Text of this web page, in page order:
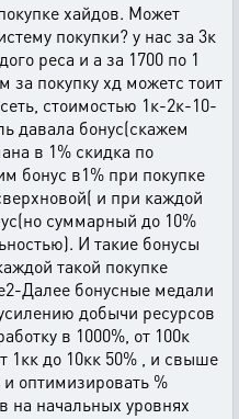
хайдов. Может
покупки? у нас за 3к
реса и а за 1700 по 1
за покупку хд можетс тоит
стоимостью 1к-2к-10-
давала бонус(скажем
в 1% скидка по
бонус в1% при покупке
и при каждой
суммарный до 10%
И такие бонусы
такой покупке
Далее бонусные медали
добычи ресурсов
в 1000%, от 100к
1кк до 10кк 50% , и свыше
и оптимизировать %
на начальных уровнях